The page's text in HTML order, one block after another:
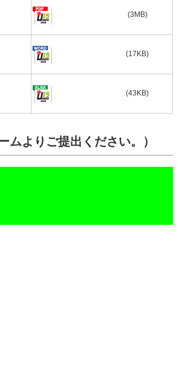
(3MB)
(17KB)
(43KB)
よりご提出ください。）